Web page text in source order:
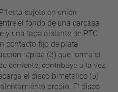
sujeto en unión
el fondo de una carcasa
y una tapa aislante de PTC
contacto fijo de plata
rápida (3) que forma el
corriente, contribuye a la vez
el disco bimetálico (5)
propio. El disco